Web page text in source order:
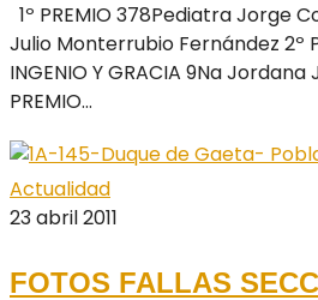
1º PREMIO 378Pediatra Jorge
Julio Monterrubio Fernández 2º
INGENIO Y GRACIA 9Na
PREMIO...
Actualidad
23 abril 2011
FOTOS FALLAS